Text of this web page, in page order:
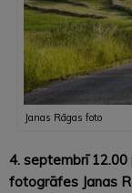
Janas Rāgas foto
4. septembrī
fotogrāfes Janas